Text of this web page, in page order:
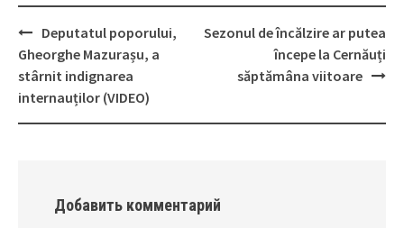
Post
navigation
Deputatul poporului,
Gheorghe Mazurașu, a
stârnit indignarea
internauților (VIDEO)
Sezonul de încălzire ar putea
începe la Cernăuți
săptămâna viitoare
Добавить комментарий